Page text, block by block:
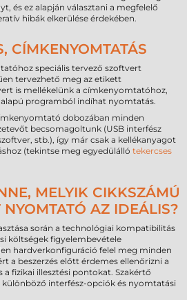
és ez alapján választani a megfelelő
hibák elkerülése érdekében.
CÍMKENYOMTATÁS
speciális tervező szoftvert
tervezhető meg az etikett
is mellékelünk a címkenyomtatóhoz,
programból indíhat nyomtatás.
dobozában minden
becsomagoltunk (USB interfész
stb.), így már csak a kellékanyagot
(tekintse meg egyedülálló tekercses
MELYIK CIKKSZÁMÚ
NYOMTATÓ AZ IDEÁLIS?
során a technológiai kompatibilitás
költségek figyelembevétele
hardverkonfiguráció felel meg minden
a beszerzés előtt érdemes ellenőrizni a
fizikai illesztési pontokat. Szakértő
interfész-opciók és nyomtatási